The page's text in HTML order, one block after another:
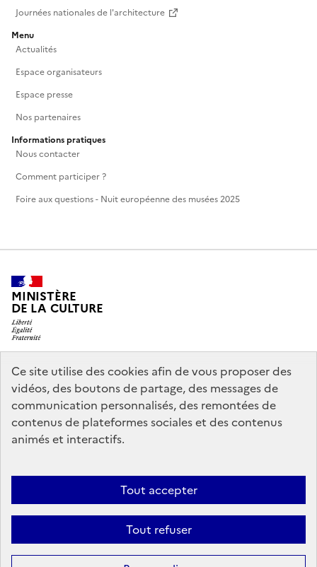
Ce site utilise des cookies afin de vous proposer des
vidéos, des boutons de partage, des messages de
communication personnalisés, des remontées de
contenus de plateformes sociales et des contenus
animés et interactifs.
Tout accepter
Tout refuser
Journées nationales de l'architecture
Menu
Actualités
Espace organisateurs
Espace presse
Nos partenaires
Informations pratiques
Nous contacter
Comment participer ?
Foire aux questions - Nuit européenne des musées 2025
MINISTÈRE
DE LA CULTURE
legifrance.gouv.fr
info.gouv.fr
service-public.gouv.fr
data.gouv.fr
Crédits Accessibilité : partiellement conforme
Mentions légales
Politique d’utilisation des témoins de connexion (cookies)
générale de protection des données
Nous contacter
Sauf mention contraire, tous les contenus de ce site sont sous